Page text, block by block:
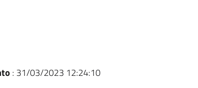
: 31/03/2023 12:24:10